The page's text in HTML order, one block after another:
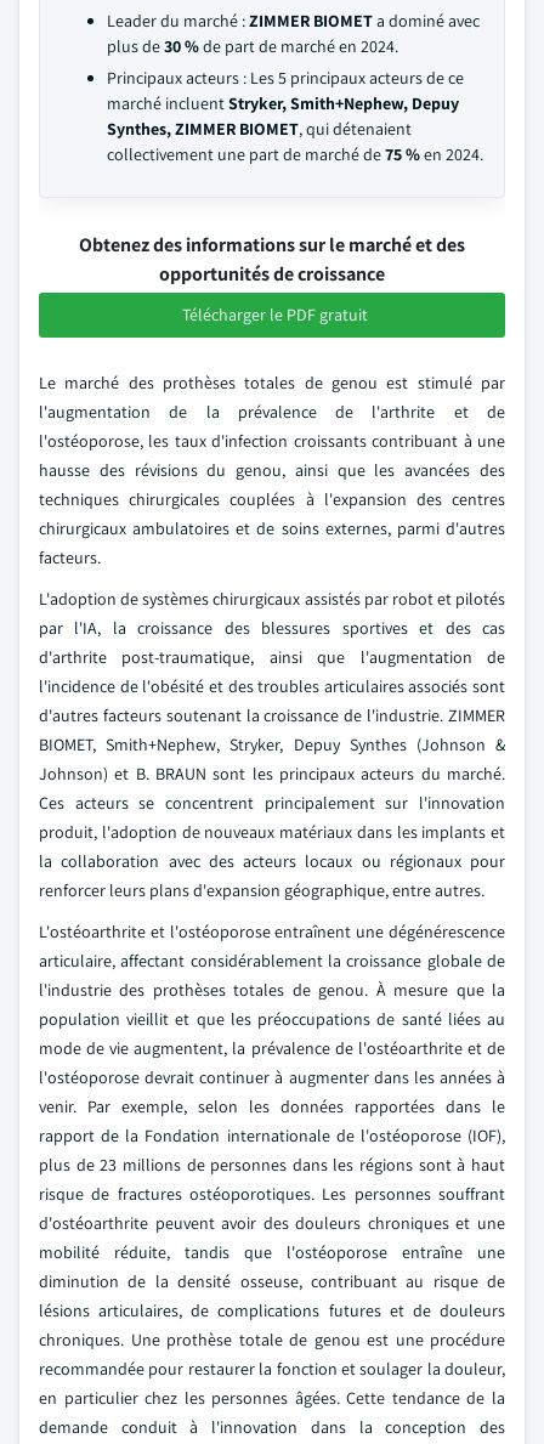
Leader du marché :ZIMMER BIOMETa dominé avec
plus de30 %de part de marché en 2024.
Principaux acteurs : Les 5 principaux acteurs de ce
marché incluentStryker, Smith+Nephew, Depuy
Synthes, ZIMMER BIOMET, qui détenaient
collectivement une part de marché de75 %en 2024.
Obtenez des informations sur le marché et des
opportunités de croissance
Télécharger le PDF gratuit
Le marché des prothèses totales de genou est stimulé par
l'augmentation de la prévalence de l'arthrite et de
l'ostéoporose, les taux d'infection croissants contribuant à une
hausse des révisions du genou, ainsi que les avancées des
techniques chirurgicales couplées à l'expansion des centres
chirurgicaux ambulatoires et de soins externes, parmi d'autres
facteurs.
L'adoption de systèmes chirurgicaux assistés par robot et pilotés
par l'IA, la croissance des blessures sportives et des cas
d'arthrite post-traumatique, ainsi que l'augmentation de
l'incidence de l'obésité et des troubles articulaires associés sont
d'autres facteurs soutenant la croissance de l'industrie. ZIMMER
BIOMET, Smith+Nephew, Stryker, Depuy Synthes (Johnson &
Johnson) et B. BRAUN sont les principaux acteurs du marché.
Ces acteurs se concentrent principalement sur l'innovation
produit, l'adoption de nouveaux matériaux dans les implants et
la collaboration avec des acteurs locaux ou régionaux pour
renforcer leurs plans d'expansion géographique, entre autres.
L'ostéoarthrite et l'ostéoporose entraînent une dégénérescence
articulaire, affectant considérablement la croissance globale de
l'industrie des prothèses totales de genou. À mesure que la
population vieillit et que les préoccupations de santé liées au
mode de vie augmentent, la prévalence de l'ostéoarthrite et de
l'ostéoporose devrait continuer à augmenter dans les années à
venir. Par exemple, selon les données rapportées dans le
rapport de la Fondation internationale de l'ostéoporose (IOF),
plus de 23 millions de personnes dans les régions sont à haut
risque de fractures ostéoporotiques. Les personnes souffrant
d'ostéoarthrite peuvent avoir des douleurs chroniques et une
mobilité réduite, tandis que l'ostéoporose entraîne une
diminution de la densité osseuse, contribuant au risque de
lésions articulaires, de complications futures et de douleurs
chroniques. Une prothèse totale de genou est une procédure
recommandée pour restaurer la fonction et soulager la douleur,
en particulier chez les personnes âgées. Cette tendance de la
demande conduit à l'innovation dans la conception des